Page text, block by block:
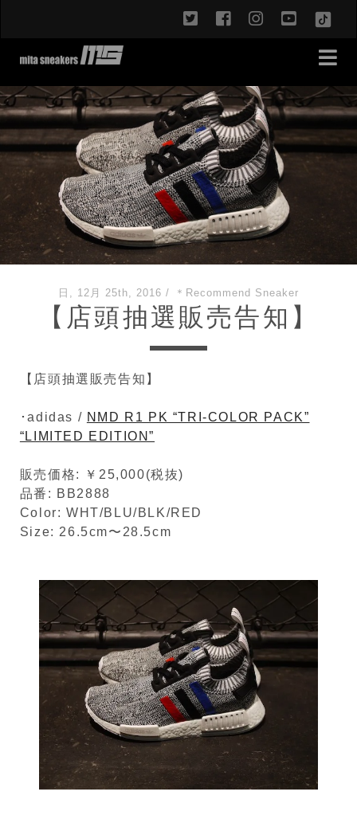
twitterfacebookinstagram
日, 12月 25th, 2016 / ＊Recommend Sneaker
【店頭抽選販売告知】
【店頭抽選販売告知】
･adidas / NMD R1 PK “TRI-COLOR PACK”
“LIMITED EDITION”
販売価格: ￥25,000(税抜)
品番: BB2888
Color: WHT/BLU/BLK/RED
Size: 26.5cm〜28.5cm